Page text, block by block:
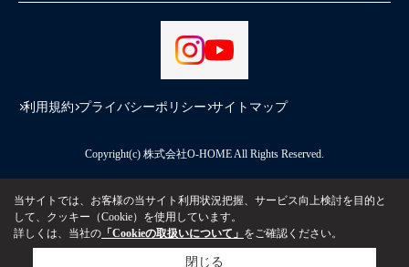
利用規約 プライバシーポリシー サイトマップ
Copyright(c) 株式会社O-HOME All Rights Reserved.
当サイトでは、お客様の当サイト利用状況把握、サービス向上検討を目的と
して、クッキー（Cookie）を使用しています。
詳しくは、当社の 「Cookieの取扱いについて」 をご確認ください。
閉じる